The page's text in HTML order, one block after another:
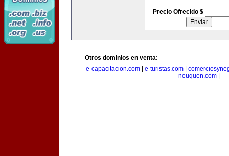
Precio Ofrecido $
Otros dominios en venta:
e-capacitacion.com
e-turistas.com
neuquen.com|